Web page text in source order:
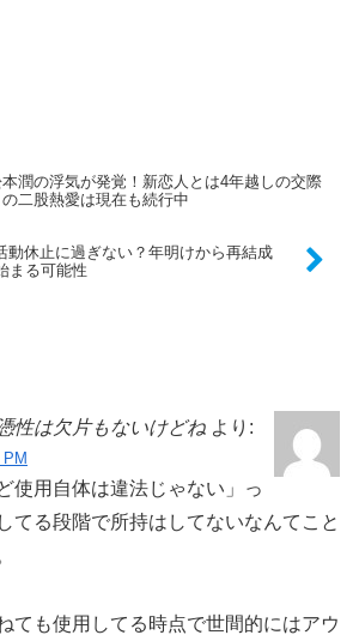
潤の浮気が発覚！新恋人とは4年越しの交際
二股熱愛は現在も続行中
動休止に過ぎない？年明けから再結成
まる可能性
性は欠片もないけどね より:
使用自体は違法じゃない」っ
てる段階で所持はしてないなんてこと
ても使用してる時点で世間的にはアウ